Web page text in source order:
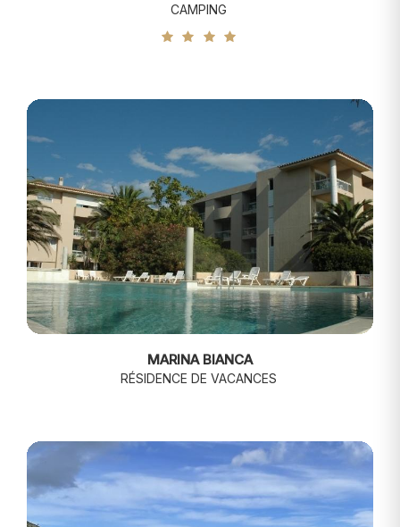
CAMPING
MARINA BIANCA
RÉSIDENCE DE VACANCES